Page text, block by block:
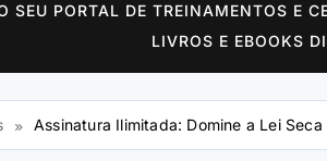
SEU PORTAL DE TREINAMENTOS E
LIVROS E EBOOKS
Assinatura Ilimitada: Domine a Lei